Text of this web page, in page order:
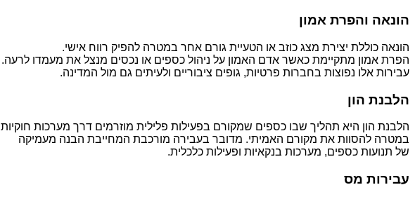
הונאה והפרת אמון
הונאה כוללת יצירת מצג כוזב או הטעיית גורם אחר במטרה להפיק רווח אישי.
הפרת אמון מתקיימת כאשר אדם האמון על ניהול כספים או נכסים מנצל את מעמדו לרעה.
עבירות אלו נפוצות בחברות פרטיות, גופים ציבוריים ולעיתים גם מול המדינה.
הלבנת הון
הלבנת הון היא תהליך שבו כספים שמקורם בפעילות פלילית מוזרמים דרך מערכות חוקיות
במטרה להסוות את מקורם האמיתי. מדובר בעבירה מורכבת המחייבת הבנה מעמיקה
של תנועות כספים, מערכות בנקאיות ופעילות כלכלית.
עבירות מס